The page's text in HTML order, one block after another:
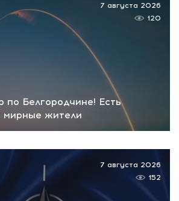
по Белгородчине! Есть
мирные жители
7 августа 2026
120
7 августа 2026
152